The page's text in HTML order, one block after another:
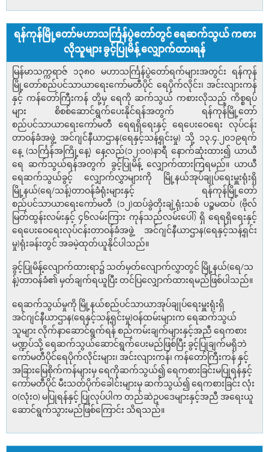
ရန်ကုန်မြို့တော်မဟာသင်္ကြန်ပွဲတော်တွင် ရေဆက်သွယ် ကစား
လိုသူများ ခွင့်ပြုမိန့် လျှောက်ထားရန်
မြန်မာသက္ကရာဇ် ၁၃၈၀ မဟာသင်္ကြန်ပွဲတော်ရက်များအတွင်း ရန်ကုန်
မြို့တော်စည်ပင်သာယာရေးကော်မတီပိုင် ရေပိုက်လိုင်း၊ အင်းလျားကန်
နှင့် ကန်တော်ကြီးကန် တို့မှ ရေကို ဆက်သွယ် ကစားလိုသည့် ကိစ္စရပ်
များ စိစစ်ဆောင်ရွက်ပေးနိုင်ရန်အတွက် ရန်ကုန်မြို့တော်
စည်ပင်သာယာရေးကော်မတီ ရေရရှိရေးနှင့် ရေပေးဝေရေး လုပ်ငန်း
တာဝန်ခံအဖွဲ့ အင်ဂျင်နီယာဌာန(ရေနှင့်သန့်ရှင်းမှု) သို့ ၁၃.၄.၂၀၁၉ရက်
နေ့ (သင်္ကြန်အကြို့နေ့) နေ့လည်(၁၂:၀၀)နာရီ နောက်ဆုံးထား၍ ယာယီ
ရေ ဆက်သွယ်ရန်အတွက် ခွင့်ပြုမိန့် လျှောက်ထားကြရမည်။ ယာယီ
ရေဆက်သွယ်ခွင့် လျှောက်လွှာများကို မြို့နယ်အုပ်ချုပ်ရေးမှူးရုံးရှိ
မြို့နယ်(ရေ/သန့်)တာဝန်ခံရုံးများနှင့် ရန်ကုန်မြို့တော်
စည်ပင်သာယာရေးကော်မတီ (၁၂)ထပ်ခွဲတိုးချဲ့ရုံးသစ် ပဉ္စမထပ် (ဗိုလ်
မြတ်ထွန်းလမ်းနှင့် ၄၆လမ်းကြား ကုန်သည်လမ်းပေါ်) ရှိ ရေရရှိရေးနှင့်
ရေပေးဝေရေးလုပ်ငန်းတာဝန်ခံအဖွဲ့ အင်ဂျင်နီယာဌာန(ရေနှင့်သန့်ရှင်း
မှု)ရုံးခန်းတွင် အခမဲ့ထုတ်ယူနိုင်ပါသည်။
ခွင့်ပြုမိန့်လျောက်ထားရာ၌ သတ်မှတ်လျောက်လွှာတွင် မြို့နယ်(ရေ/သ
န့်)တာဝန်ခံ၏ မှတ်ချက်ရယူပြီး တင်ပြလျှောက်ထားရမည်ဖြစ်ပါသည်။
ရေဆက်သွယ်မှုကို မြို့နယ်စည်ပင်သာယာအုပ်ချုပ်ရေးမှူးရုံးရှိ
အင်ဂျင်နီယာဌာန(ရေနှင့်သန့်ရှင်းမှု)ဝန်ထမ်းများက ရေဆက်သွယ်
သူများ လိုက်နာဆောင်ရွက်ရန် စည်ကမ်းချက်များနှင့်အညီ ရေကစား
မဏ္ဍပ်သို့ ရေဆက်သွယ်ဆောင်ရွက်ပေးမည်ဖြစ်ပြီး ခွင့်ပြုချက်မရှိဘဲ
ကော်မတီပိုင်ရေပိုက်လိုင်းများ၊ အင်းလျားကန်၊ ကန်တော်ကြီးကန် နှင့်
အခြားမြေစိုက်ကန်များမှ ရေကိုဆက်သွယ်၍ ရေကစားခြင်းမပြုရန်နှင့်
ကော်မတီပိုင် မီးသတ်ပိုက်ခေါင်းများမှ ဆက်သွယ်၍ ရေကစားခြင်း လုံး
ဝ(လုံးဝ) မပြုရန်နှင့် ပြုလုပ်ပါက တည်ဆဲဥပဒေများနှင့်အညီ အရေးယူ
ဆောင်ရွက်သွားမည်ဖြစ်ကြောင်း သိရသည်။